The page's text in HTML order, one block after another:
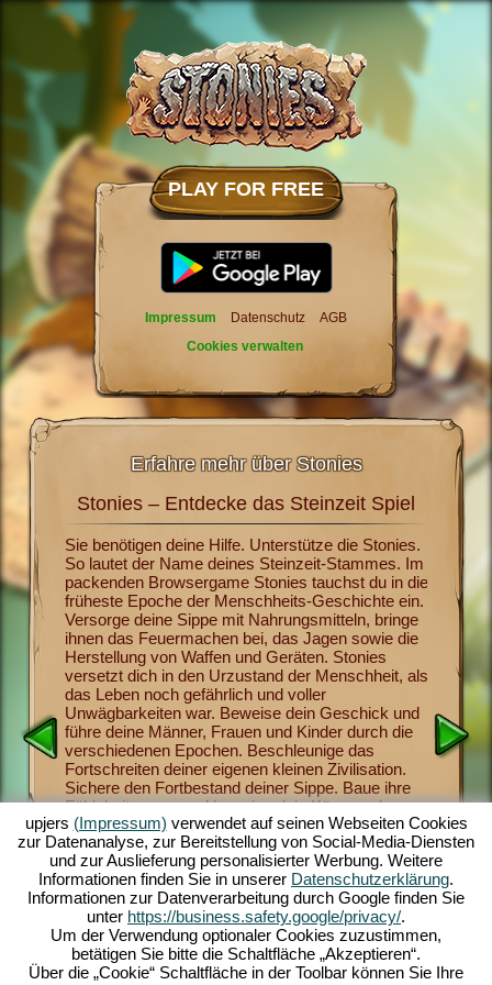
PLAY FOR FREE
Impressum Datenschutz
AGB
Cookies verwalten
Erfahre mehr über Stonies
mit
lustig
leicht
auf
Stonies – Entdecke das Steinzeit Spiel
Sie benötigen deine Hilfe. Unterstütze die Stonies.
So lautet der Name deines Steinzeit-Stammes. Im
packenden Browsergame Stonies tauchst du in die
früheste Epoche der Menschheits-Geschichte ein.
Versorge deine Sippe mit Nahrungsmitteln, bringe
ihnen das Feuermachen bei, das Jagen sowie die
Herstellung von Waffen und Geräten. Stonies
versetzt dich in den Urzustand der Menschheit, als
das Leben noch gefährlich und voller
Unwägbarkeiten war. Beweise dein Geschick und
führe deine Männer, Frauen und Kinder durch die
verschiedenen Epochen. Beschleunige das
Fortschreiten deiner eigenen kleinen Zivilisation.
Sichere den Fortbestand deiner Sippe. Baue ihre
Fähigkeiten aus und beweise dein Können als
tatkräftiger Anführer. Das unterhaltsame
Steinzeitspiel bietet dir umfangreiche
Gestaltungsmöglichkeiten, herausragende
Grafiken im 3D-Comic-Stil sowie spannende
Aufgaben und Missionen, die du mit deiner Sippe
meisterst. Spiel jetzt mit!
Jetzt
bringst
Vorräte
stelle
Stamm.
und
upjers (Impressum) verwendet auf seinen Webseiten Cookies
zur Datenanalyse, zur Bereitstellung von Social-Media-Diensten
und zur Auslieferung personalisierter Werbung. Weitere
Informationen finden Sie in unserer Datenschutzerklärung.
Informationen zur Datenverarbeitung durch Google finden Sie
unter https://business.safety.google/privacy/.
Um der Verwendung optionaler Cookies zuzustimmen,
betätigen Sie bitte die Schaltfläche „Akzeptieren“.
Über die „Cookie“ Schaltfläche in der Toolbar können Sie Ihre